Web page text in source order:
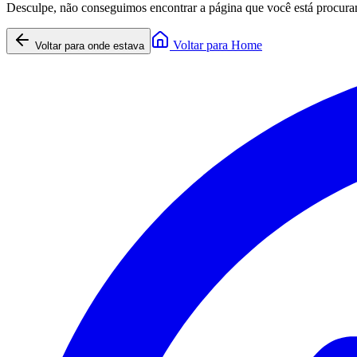
Desculpe, não conseguimos encontrar a página que você está
Voltar para onde estava Voltar para Home